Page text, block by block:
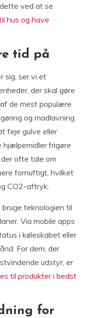
ved at se
hus og have
tid på
sig, ser vi et
der skal gøre
de mest populære
og madlavning.
feje gulve eller
hjælpemidler frigøre
ofte tale om
fornuftigt, hvilket
CO2-aftryk.
teknologien til
Via mobile apps
i køleskabet eller
For dem, der
udstyr, er
til produkter i bedst
for